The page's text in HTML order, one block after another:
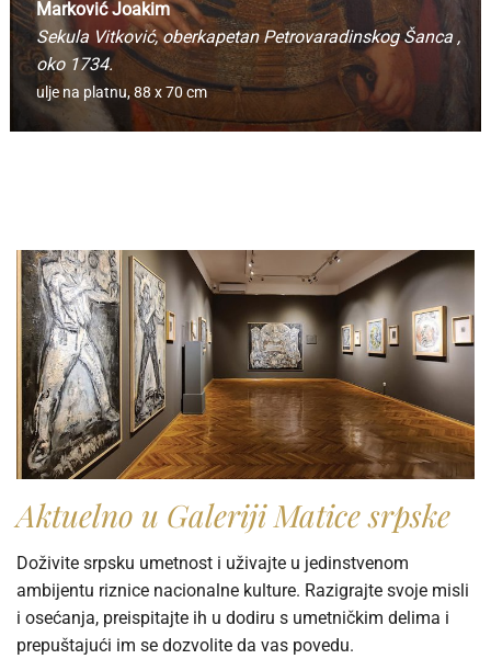
Marković Joakim
Sekula Vitković, oberkapetan Petrovaradinskog Šanca ,
oko 1734.
ulje na platnu,88 x 70 cm
Aktuelno u Galeriji Matice srpske
Doživite srpsku umetnost i uživajte u jedinstvenom
ambijentu riznice nacionalne kulture. Razigrajte svoje misli
i osećanja, preispitajte ih u dodiru s umetničkim delima i
prepuštajući im se dozvolite da vas povedu.